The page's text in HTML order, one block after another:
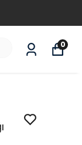
0